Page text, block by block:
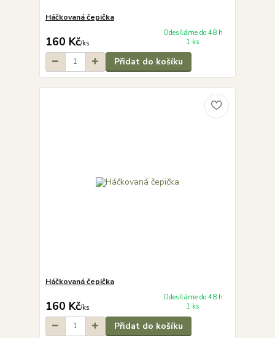
Háčkovaná čepička
160 Kč/ks
Odesíláme do 48 h
1 ks
Přidat do košíku
Háčkovaná čepička
160 Kč/ks
Odesíláme do 48 h
1 ks
Přidat do košíku